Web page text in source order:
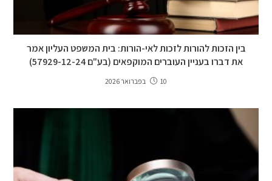
בין הזכות להורות לזכות לאי-הורות: בית המשפט העליון אמר
את דברו בעניין העוברים המוקפאים (בע"ם 57929-12-24)
10 בפברואר 2026